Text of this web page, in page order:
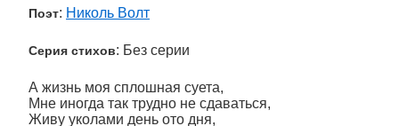
Поэт: Николь Волт
Серия стихов: Без серии
А жизнь моя сплошная суета,
Мне иногда так трудно не сдаваться,
Живу уколами день ото дня,